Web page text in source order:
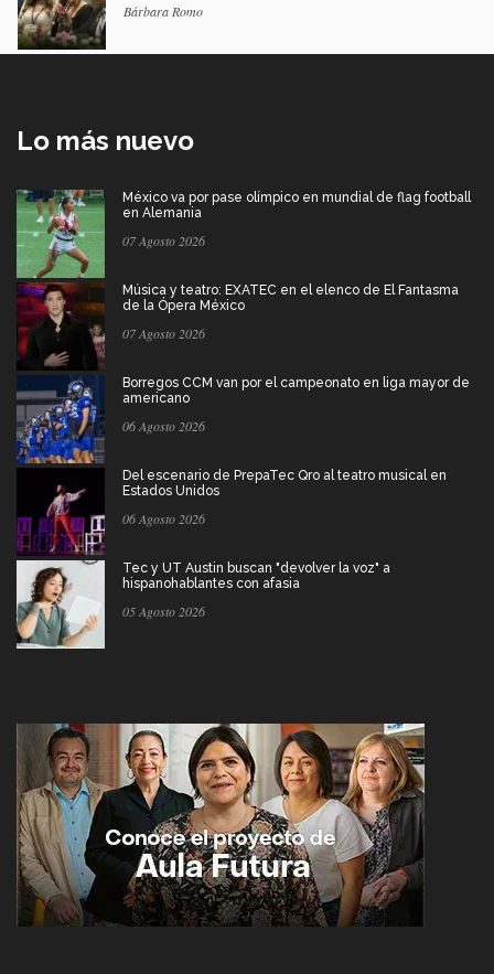
Bárbara Romo
Lo más nuevo
México va por pase olímpico en mundial de flag football
en Alemania
07 Agosto 2026
Música y teatro: EXATEC en el elenco de El Fantasma
de la Ópera México
07 Agosto 2026
Borregos CCM van por el campeonato en liga mayor de
americano
06 Agosto 2026
Del escenario de PrepaTec Qro al teatro musical en
Estados Unidos
06 Agosto 2026
Tec y UT Austin buscan "devolver la voz" a
hispanohablantes con afasia
05 Agosto 2026